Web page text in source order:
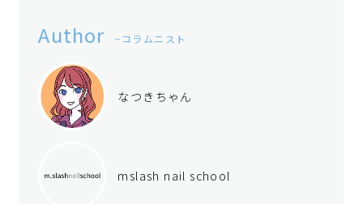
Author コラムニスト
なつきちゃん
mslash nail school